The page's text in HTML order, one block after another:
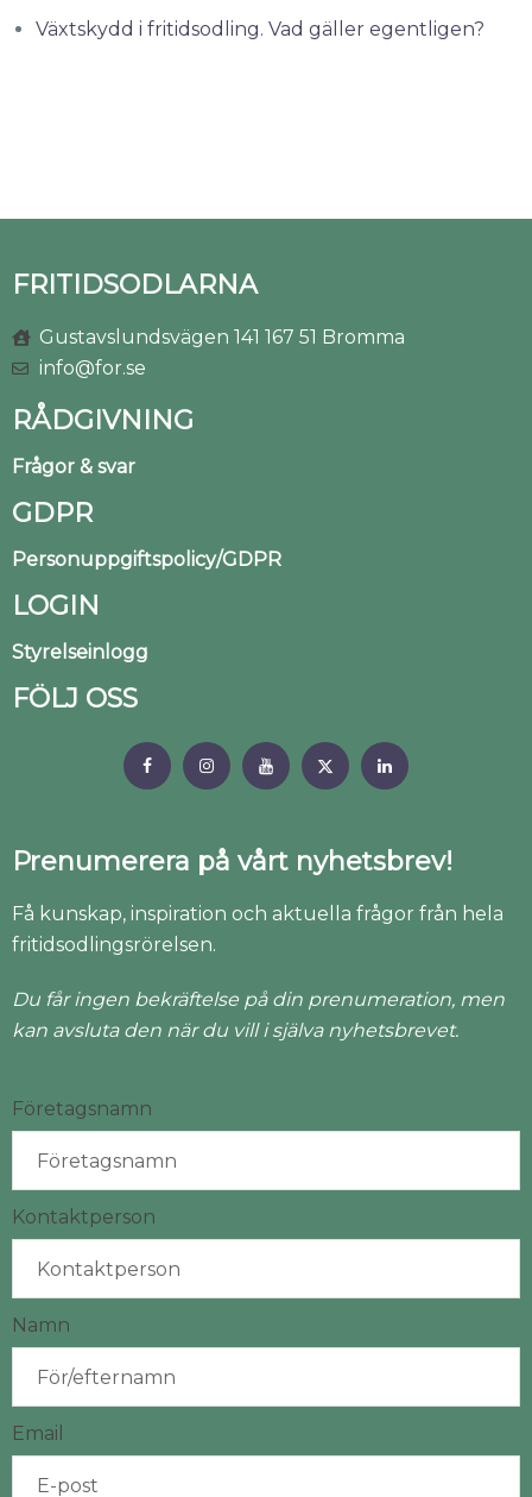
Växtskydd i fritidsodling. Vad gäller egentligen?
FRITIDSODLARNA
Gustavslundsvägen 141 167 51 Bromma
info@for.se
RÅDGIVNING
Frågor & svar
GDPR
Personuppgiftspolicy/GDPR
LOGIN
Styrelseinlogg
FÖLJ OSS
Prenumerera på vårt nyhetsbrev!
Få kunskap, inspiration och aktuella frågor från hela
fritidsodlingsrörelsen.
Du får ingen bekräftelse på din prenumeration, men
kan avsluta den när du vill i själva nyhetsbrevet.
Företagsnamn
Kontaktperson
Namn
Email